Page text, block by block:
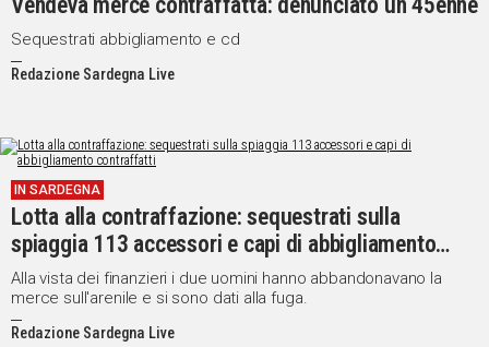
Sequestrati abbigliamento e cd
Redazione Sardegna Live
IN SARDEGNA
Lotta alla contraffazione: sequestrati sulla
spiaggia 113 accessori e capi di abbigliamento
contraffatti
Alla vista dei finanzieri i due uomini hanno abbandonavano la
merce sull'arenile e si sono dati alla fuga.
Redazione Sardegna Live